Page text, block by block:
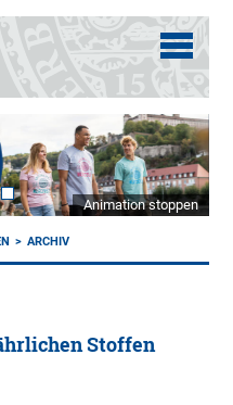
Animation stoppen
ARCHIV
Stoffen